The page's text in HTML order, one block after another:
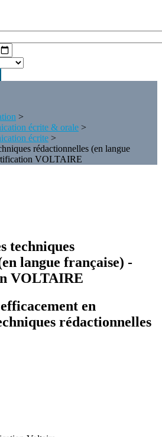
>
écrite & orale >
écrite >
rédactionnelles (en langue
VOLTAIRE
techniques
langue française) -
VOLTAIRE
en
rédactionnelles